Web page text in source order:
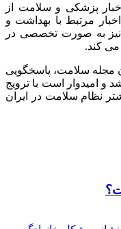
پزشکی و سلامت از
اخبار مرتبط با بهداشت و
نیز به صورت تخصصی در
می کند.
مجله سلامت، پاسخگویی
و امیدوار است با ترویج
نظام سلامت در ایران